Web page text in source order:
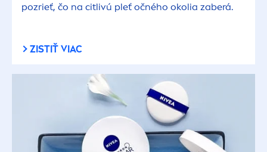
pozrieť, čo na citlivú pleť očného okolia zaberá.
ZISTIŤ VIAC